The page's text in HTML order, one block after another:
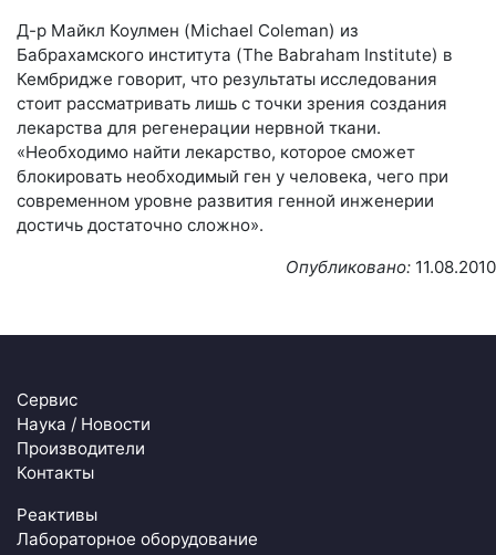
Д-р Майкл Коулмен (Michael Coleman) из
Бабрахамского института (The Babraham Institute) в
Кембридже говорит, что результаты исследования
стоит рассматривать лишь с точки зрения создания
лекарства для регенерации нервной ткани.
«Необходимо найти лекарство, которое сможет
блокировать необходимый ген у человека, чего при
современном уровне развития генной инженерии
достичь достаточно сложно».
Опубликовано: 11.08.2010
Сервис
Наука / Новости
Производители
Контакты
Реактивы
Лабораторное оборудование